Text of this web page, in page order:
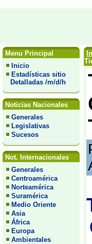
Menu Principal
Inicio
Estadísticas sitio
Detalladas /m/d/h
Noticias Nacionales
Generales
Legislativas
Sucesos
Not. Internacionales
Generales
Centroamérica
Norteamérica
Suramérica
Medio Oriente
Asia
África
Europa
Ambientales